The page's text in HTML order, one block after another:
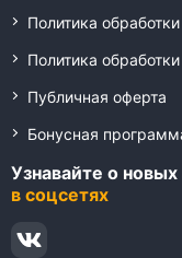
Политика
Политика
Публичная оферта
Бонусная
Узнавайте о
в соцсетях